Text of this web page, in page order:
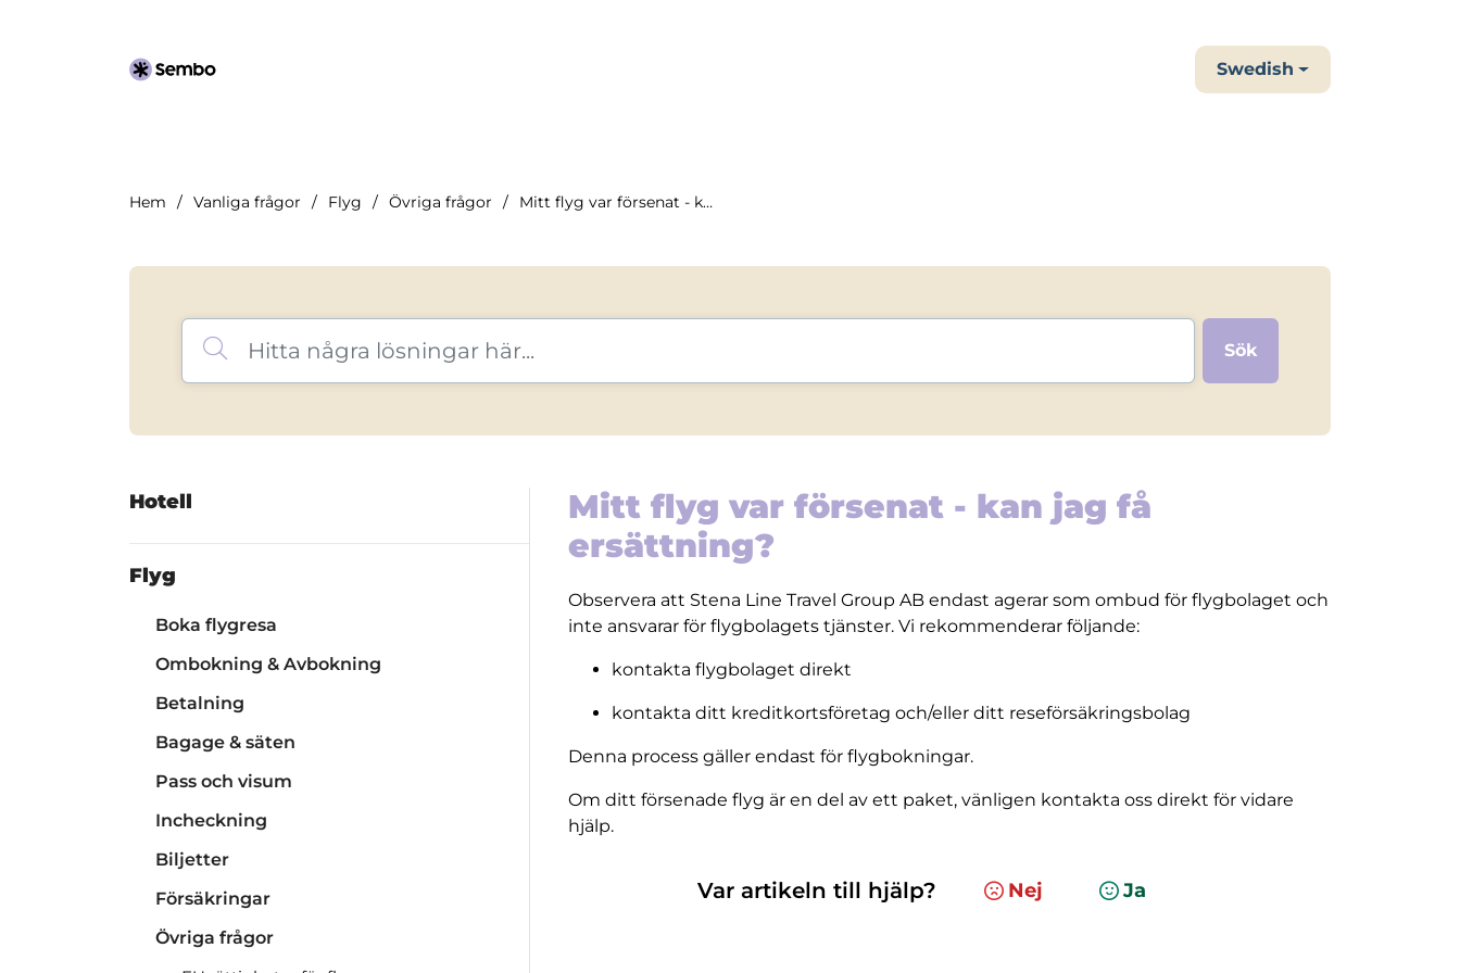
Swedish
Hem Vanliga frågor Flyg Övriga frågor Mitt flyg var försenat - kan jag få ersättning?
Hotell
Flyg
Boka flygresa
Ombokning & Avbokning
Betalning
Bagage & säten
Pass och visum
Incheckning
Biljetter
Försäkringar
Övriga frågor
Mitt flyg var försenat - kan jag få
ersättning?
Observera att Stena Line Travel Group AB endast agerar som ombud för flygbolaget och
inte ansvarar för flygbolagets tjänster. Vi rekommenderar följande:
kontakta flygbolaget direkt
kontakta ditt kreditkortsföretag och/eller ditt reseförsäkringsbolag
Denna process gäller endast för flygbokningar.
Om ditt försenade flyg är en del av ett paket, vänligen kontakta oss direkt för vidare
hjälp.
Var artikeln till hjälp? Nej Ja